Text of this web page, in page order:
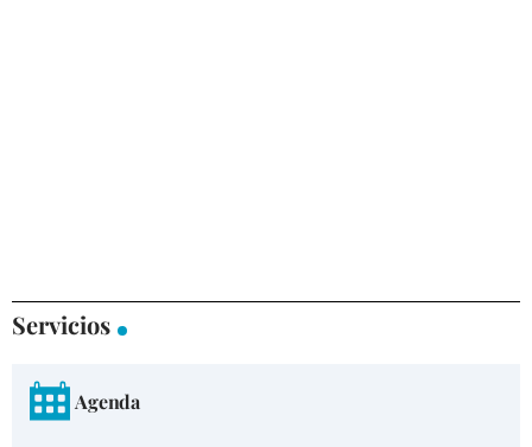
Servicios
Agenda